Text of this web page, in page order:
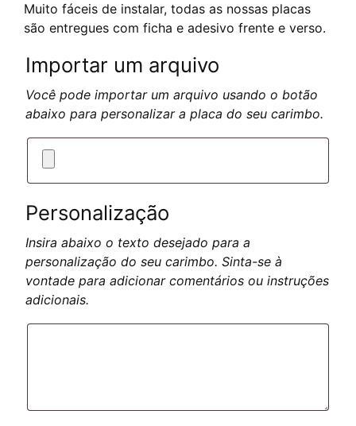
Muito fáceis de instalar, todas as nossas placas
são entregues com ficha e adesivo frente e verso.
Importar um arquivo
Você pode importar um arquivo usando o botão
abaixo para personalizar a placa do seu carimbo.
Personalização
Insira abaixo o texto desejado para a
personalização do seu carimbo. Sinta-se à
vontade para adicionar comentários ou instruções
adicionais.